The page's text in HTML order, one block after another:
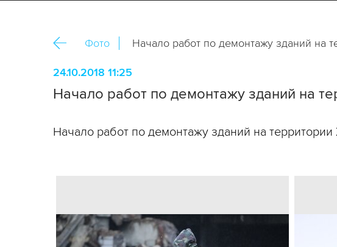
Фото Начало работ по демонтажу зданий на
24.10.2018 11:25
Начало работ по демонтажу зданий на
Начало работ по демонтажу зданий на